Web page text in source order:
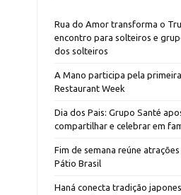
Rua do Amor transforma o
encontro para solteiros e
dos solteiros
A Mano participa pela
Restaurant Week
Dia dos Pais: Grupo Santé
compartilhar e celebrar em
Fim de semana reúne
Pátio Brasil
Haná conecta tradição